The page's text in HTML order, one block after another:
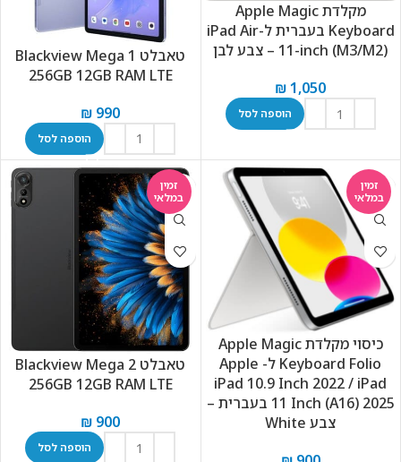
מקלדת Apple Magic
Keyboard בעברית ל-iPad Air
11-inch (M3/M2) – צבע לבן
₪1,050
הוספה לסל
טאבלט Blackview Mega 1
256GB 12GB RAM LTE
₪ 990
הוספה לסל
זמין
במלאי
כיסוי מקלדת Apple Magic
Keyboard Folio ל- Apple
iPad 10.9 Inch 2022 / iPad
11 Inch (A16) 2025 בעברית –
צבע White
זמין
במלאי
טאבלט Blackview Mega 2
256GB 12GB RAM LTE
₪ 900
הוספה לסל